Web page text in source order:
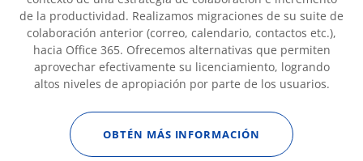
de la productividad. Realizamos migraciones de su suite de
colaboración anterior (correo, calendario, contactos etc.),
hacia Office 365. Ofrecemos alternativas que permiten
aprovechar efectivamente su licenciamiento, logrando
altos niveles de apropiación por parte de los usuarios.
OBTÉN MÁS INFORMACIÓN